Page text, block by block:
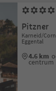
Pitzner
Karneid/
Eggental
4.6 km
centrum